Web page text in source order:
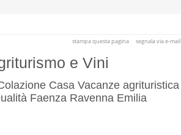
stampa questa pagina segnala via e-mail
e Vini
Casa Vacanze agrituristica
Faenza Ravenna Emilia